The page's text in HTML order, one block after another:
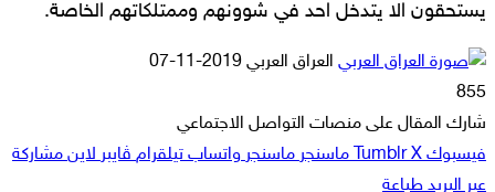
يستحقون الا يتدخل احد في شوونهم وممتلكاتهم الخاصة.
العراق العربي أرسل
إلكترونيا
2019-11-07
855
شارك المقال على منصات التواصل الاجتماعي
فيسبوك ‫X ماسنجر ماسنجر واتساب تيلقرام ڤايبر لاين مشاركة
عبر البريد طباعة